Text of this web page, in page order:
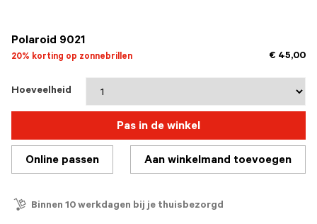
Polaroid 9021
20% korting op zonnebrillen € 45,00
Hoeveelheid
Pas in de winkel
Online passen Aan winkelmand toevoegen
Binnen 10 werkdagen bij je thuisbezorgd